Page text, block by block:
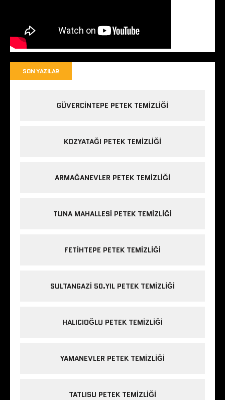
SON YAZILAR
GÜVERCINTEPE PETEK TEMIZLIĞI
KOZYATAĞI PETEK TEMIZLIĞI
ARMAĞANEVLER PETEK TEMIZLIĞI
TUNA MAHALLESI PETEK TEMIZLIĞI
FETIHTEPE PETEK TEMIZLIĞI
SULTANGAZI 50.YIL PETEK TEMIZLIĞI
HALICIOĞLU PETEK TEMIZLIĞI
YAMANEVLER PETEK TEMIZLIĞI
TATLISU PETEK TEMIZLIĞI